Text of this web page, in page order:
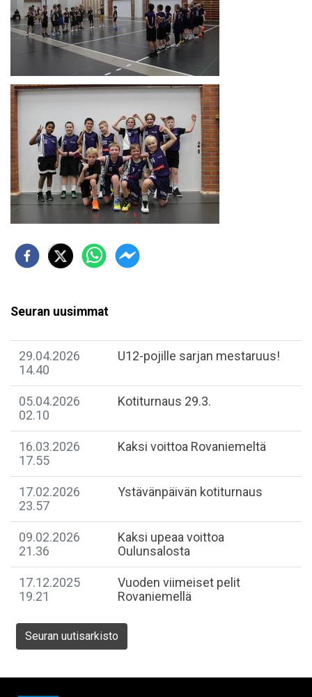
Seuran uusimmat
29.04.2026
14.40
U12-pojille sarjan mestaruus!
05.04.2026
02.10
Kotiturnaus 29.3.
16.03.2026
17.55
Kaksi voittoa Rovaniemeltä
17.02.2026
23.57
Ystävänpäivän kotiturnaus
09.02.2026
21.36
Kaksi upeaa voittoa
Oulunsalosta
17.12.2025
19.21
Vuoden viimeiset pelit
Rovaniemellä
Seuran uutisarkisto